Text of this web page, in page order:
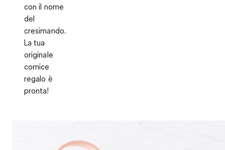
con il nome
del
cresimando.
La tua
originale
cornice
regalo è
pronta!